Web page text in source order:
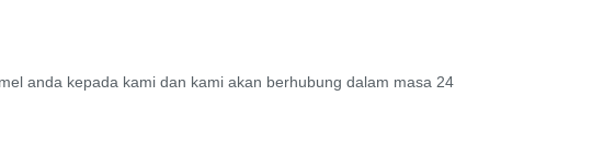
anda kepada kami dan kami akan berhubung dalam masa 24